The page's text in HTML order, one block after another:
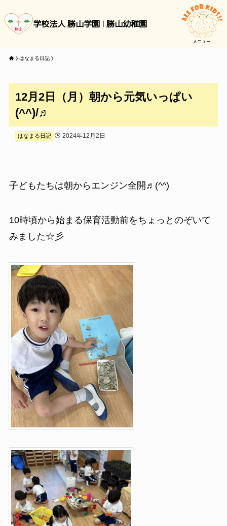
学校法人 勝山学園 勝山幼稚園
メニュー
はなまる日記
12月2日（月）朝から元気いっぱい
(^^)/♬
はなまる日記 2024年12月2日
子どもたちは朝からエンジン全開♬(^^)
10時頃から始まる保育活動前をちょっとのぞいて
みました☆彡